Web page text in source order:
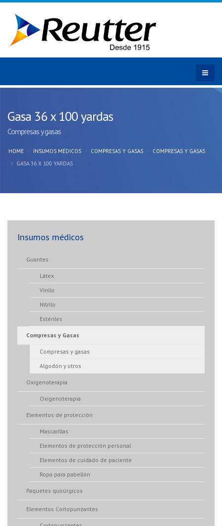
Gasa 36 x 100 yardas
Compresas y gasas
HOME INSUMOS MÉDICOS COMPRESAS Y GASAS
COMPRESAS Y GASAS
GASA 36 X 100 YARDAS
Insumos médicos
Guantes
Látex
Vinilo
Nitrilo
Estériles
Compresas y Gasas
Compresas y gasas
Algodón y otros
Oxigenoterapia
Oxigenoterapia
Elementos de protección
Mascarillas
Elementos de protección personal
Elementos de cuidado de paciente
Ropa para pabellón
Paquetes quirúrgicos
Elementos Cortopunzantes